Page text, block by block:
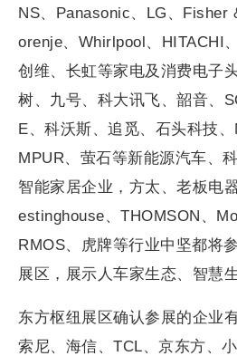
NS、Panasonic、LG、Fisher
orenje、Whirlpool、HITACHI
创维、长虹等家电及消费电子
树、九号、科大讯飞、韶音、
E、科沃斯、追觅、石头科技
MPUR、萤石等新能源汽车、
智能家居企业，方太、老板电
estinghouse、THOMSON、
RMOS、虎牌等行业中坚都将
展区，展示人车家生态、智慧
东方枢纽展区确认参展的企业
索尼、海信、TCL、京东方、